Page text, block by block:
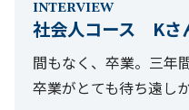
INTERVIEW
社会人コース Kさ
間もなく、卒業。三年
卒業がとても待ち遠し